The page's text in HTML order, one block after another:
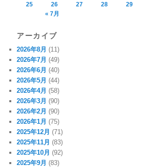
25
26 27 28 29
« 7月
アーカイブ
2026年8月 (11)
2026年7月 (49)
2026年6月 (40)
2026年5月 (44)
2026年4月 (58)
2026年3月 (90)
2026年2月 (90)
2026年1月 (75)
2025年12月 (71)
2025年11月 (83)
2025年10月 (92)
2025年9月 (83)